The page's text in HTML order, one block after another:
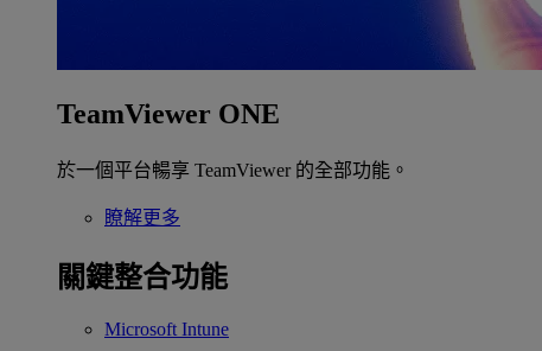
TeamViewer ONE
於一個平台暢享 TeamViewer 的全部功能。
瞭解更多
關鍵整合功能
Microsoft Intune